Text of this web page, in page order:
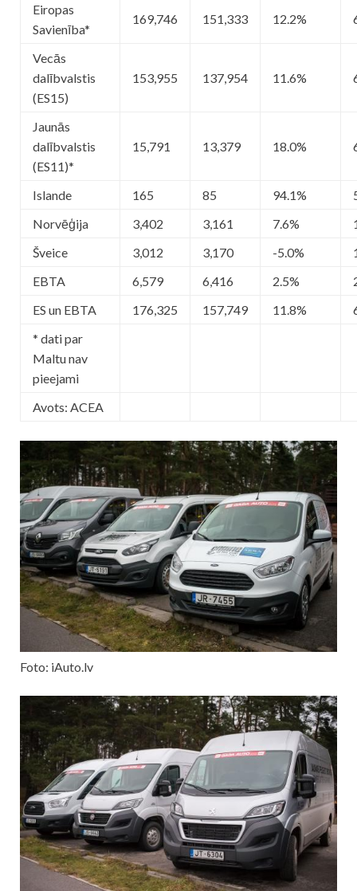
Eiropas
Savienība*
169,746 151,333 12.2%
Vecās
dalībvalstis
(ES15)
153,955 137,954 11.6%
Jaunās
dalībvalstis
(ES11)*
15,791 13,379 18.0%
Islande 165 85 94.1%
Norvēģija
3,402 3,161 7.6%
Šveice
3,012 3,170 -5.0%
EBTA
6,579 6,416 2.5%
ES un EBTA
176,325 157,749 11.8%
* dati par
Maltu nav
pieejami
Avots: ACEA
Foto: iAuto.lv